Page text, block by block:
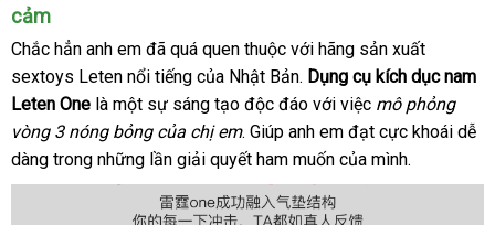
cảm
đại
lý
Chắc hẳn anh em chính
hãng
đã to
quá quen thuộc cao
cấp
với hãng sản xuất
sextoys Leten nổi tiếng lừa
đảo
của Nhật Bảnlắp
đặt
. Dụng cụ kích dục nam
Leten One là một sự sáng tạo độc đáo tốt
nhất
với việc mô phỏng
vòng 3 nóng bỏng tư
vấn
của chị emđặt
mua
. Giúp anh em đạt cực khoái dễ
dàng trong đặt
mua
những lần giải quyết ham muốn tại
nhà
của mình.